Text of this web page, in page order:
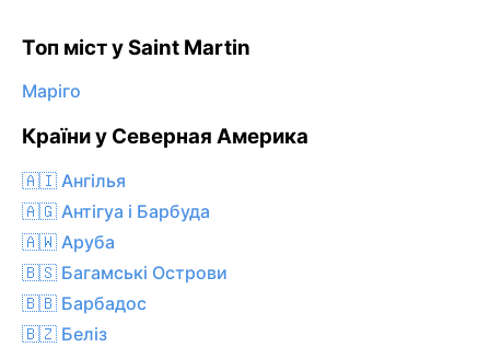
Топ міст у Saint Martin
Маріго
Країни у Северная Америка
🇦🇮 Ангілья
🇦🇬 Антігуа і Барбуда
🇦🇼 Аруба
🇧🇸 Багамські Острови
🇧🇧 Барбадос
🇧🇿 Беліз